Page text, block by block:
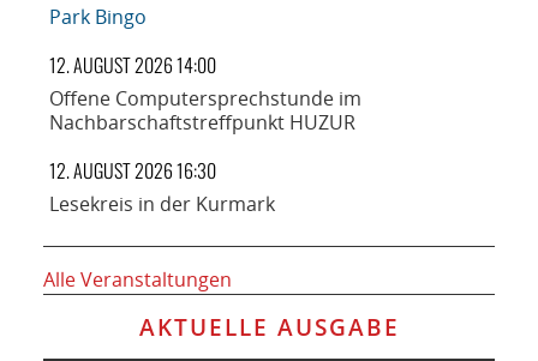
Park Bingo
12. AUGUST 2026 14:00
Offene Computersprechstunde im
Nachbarschaftstreffpunkt HUZUR
12. AUGUST 2026 16:30
Lesekreis in der Kurmark
Alle Veranstaltungen
AKTUELLE AUSGABE